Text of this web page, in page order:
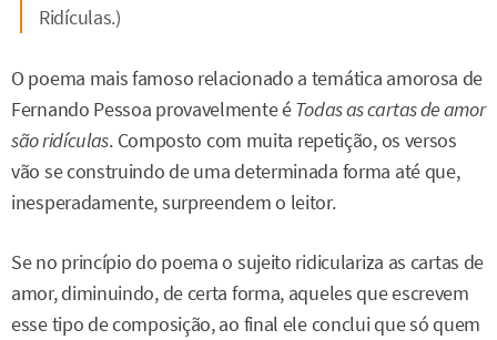
Ridículas.)
O poema mais famoso relacionado a temática amorosa de
Fernando Pessoa provavelmente éTodas as cartas de amor
são ridículas. Composto com muita repetição, os versos
vão se construindo de uma determinada forma até que,
inesperadamente, surpreendem o leitor.
Se no princípio do poema o sujeito ridiculariza as cartas de
amor, diminuindo, de certa forma, aqueles que escrevem
esse tipo de composição, ao final ele conclui que só quem